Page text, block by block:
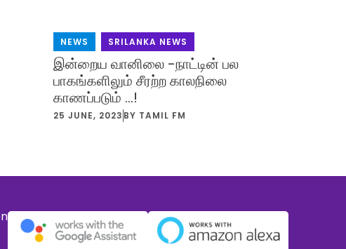
NEWS SRILANKA NEWS
இன்றைய வானிலை -நாட்டின் பல
பாகங்களிலும் சீரற்ற காலநிலை
காணப்படும் …!
25 JUNE, 2023 BY TAMIL FM